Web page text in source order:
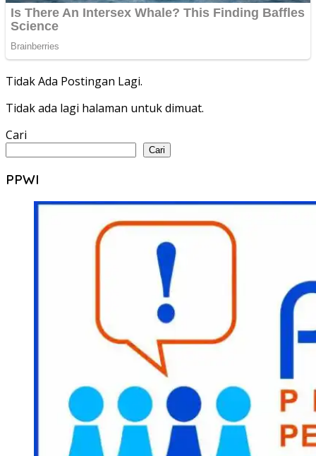
Tidak Ada Postingan Lagi.
Tidak ada lagi halaman untuk dimuat.
Cari
Cari
PPWI